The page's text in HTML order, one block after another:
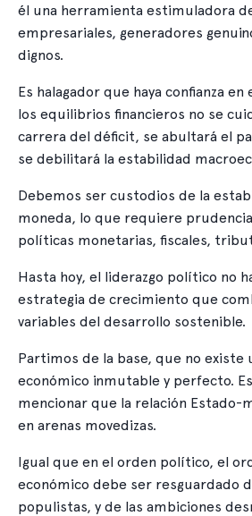
él una herramienta estimuladora
empresariales, generadores
dignos.
Es halagador que haya confianza
los equilibrios financieros no se
carrera del déficit, se abultará el
se debilitará la estabilidad
Debemos ser custodios de la
moneda, lo que requiere
políticas monetarias, fiscales,
Hasta hoy, el liderazgo político no
estrategia de crecimiento que
variables del desarrollo sostenible.
Partimos de la base, que no existe
económico inmutable y perfecto.
mencionar que la relación Estado-
en arenas movedizas.
Igual que en el orden político, el
económico debe ser resguardado
populistas, y de las ambiciones